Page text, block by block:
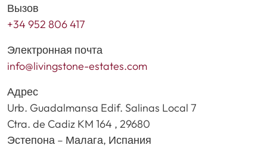
Вызов
+34 952 806 417
Электронная почта
info@livingstone-estates.com
Адрес
Urb. Guadalmansa Edif. Salinas Local 7
Ctra. de Cadiz KM 164 , 29680
Эстепона – Малага, Испания